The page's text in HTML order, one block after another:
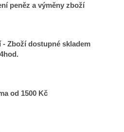
d
p
r
v
peněz a výměny zboží
- Zboží dostupné skladem
od 1500 Kč